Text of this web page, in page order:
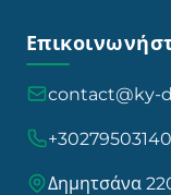
contact@ky-
Δημητσάνα